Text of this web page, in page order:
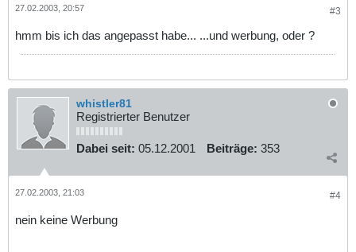
#3
27.02.2003, 20:57
hmm bis ich das angepasst habe... ...und werbung, oder ?
whistler81
Registrierter Benutzer
Dabei seit: 05.12.2001 Beiträge: 353
#4
27.02.2003, 21:03
nein keine Werbung